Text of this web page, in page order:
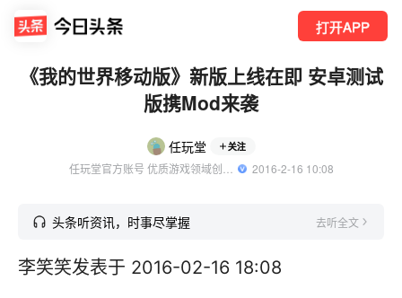
打开APP
《我的世界移动版》新版上线在即 安卓测试
版携Mod来袭
任玩堂 关注
  2016-2-16 10:08
头条听资讯，时事尽掌握 去听全文
李笑笑发表于 2016-02-16 18:08